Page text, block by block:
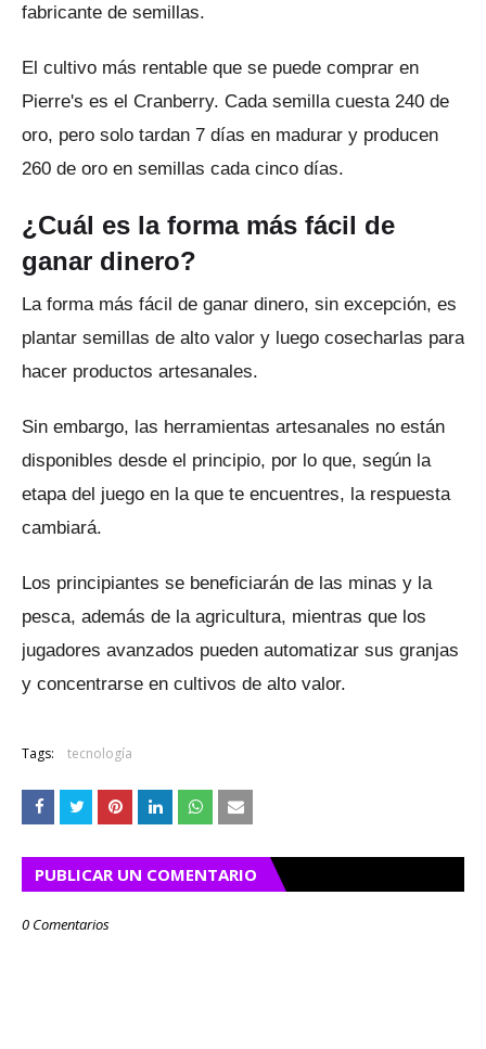
fabricante de semillas.
El cultivo más rentable que se puede comprar en
Pierre's es el Cranberry. Cada semilla cuesta 240 de
oro, pero solo tardan 7 días en madurar y producen
260 de oro en semillas cada cinco días.
¿Cuál es la forma más fácil de
ganar dinero?
La forma más fácil de ganar dinero, sin excepción, es
plantar semillas de alto valor y luego cosecharlas para
hacer productos artesanales.
Sin embargo, las herramientas artesanales no están
disponibles desde el principio, por lo que, según la
etapa del juego en la que te encuentres, la respuesta
cambiará.
Los principiantes se beneficiarán de las minas y la
pesca, además de la agricultura, mientras que los
jugadores avanzados pueden automatizar sus granjas
y concentrarse en cultivos de alto valor.
Tags: tecnología
PUBLICAR UN COMENTARIO
0 Comentarios